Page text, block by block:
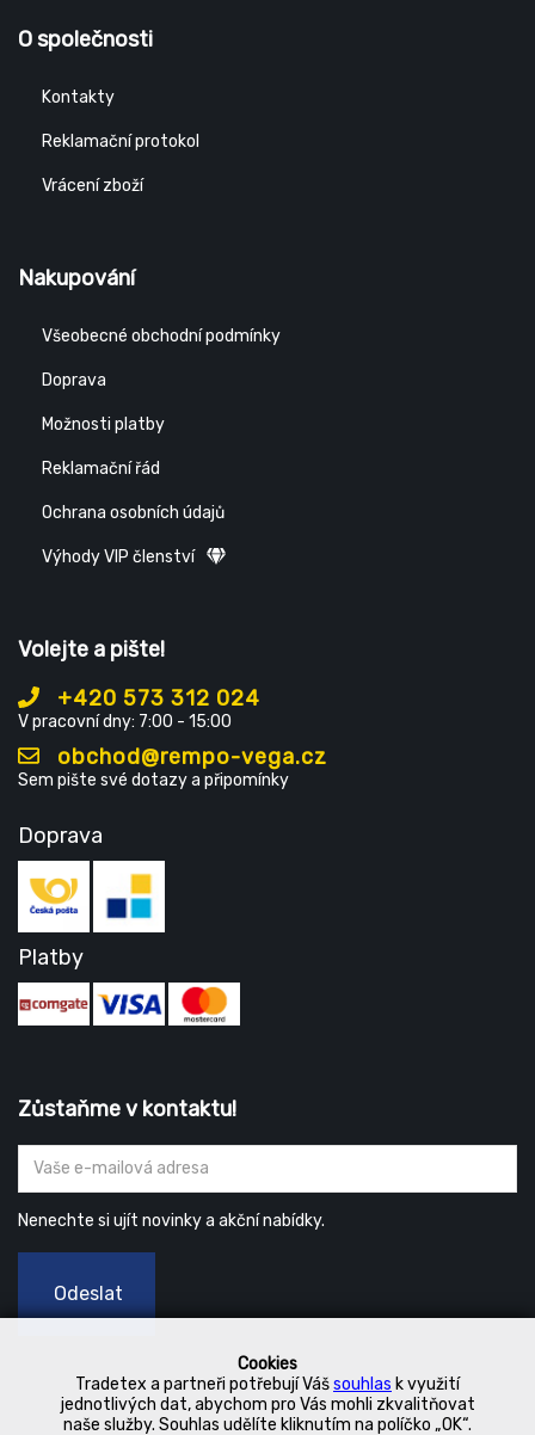
Cookies
Tradetex a partneři potřebují Vášsouhlas k využití
jednotlivých dat, abychom pro Vás mohli zkvalitňovat
naše služby. Souhlas udělíte kliknutím na políčko „OK“.
O společnosti
Kontakty
Reklamační protokol
Vrácení zboží
Nakupování
Všeobecné obchodní podmínky
Doprava
Možnosti platby
Reklamační řád
Ochrana osobních údajů
Výhody VIP členství
Volejte a pište!
+420 573 312 024
V pracovní dny: 7:00 - 15:00
obchod@rempo-vega.cz
Sem pište své dotazy a připomínky
Doprava
Platby
Zůstaňme v kontaktu!
Nenechte si ujít novinky a akční nabídky.
Odeslat